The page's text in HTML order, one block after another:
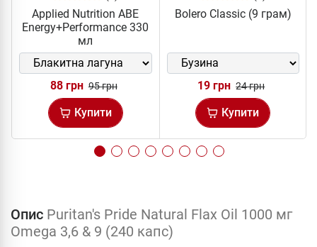
Applied Nutrition ABE
Energy+Performance 330
мл
88 грн 95 грн
Купити
Bolero Classic (9 грам)
19 грн 24 грн
Купити
Опис Puritan's Pride Natural Flax Oil 1000 мг
Omega 3,6 & 9 (240 капс)